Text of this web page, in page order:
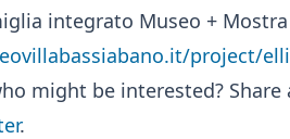
integrato Museo +
project/
might be interested?
.